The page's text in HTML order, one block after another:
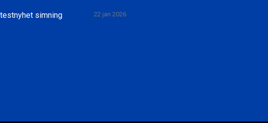
testnyhet simning 22 jan 2026